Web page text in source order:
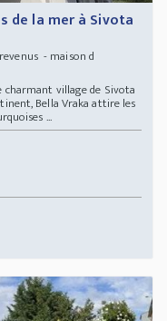
de la mer à Sivota
- maison d
charmant village de Sivota
Bella Vraka attire les
...